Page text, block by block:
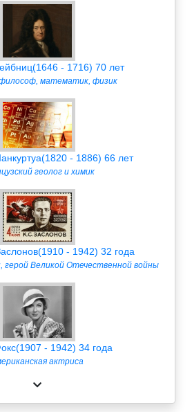
- 1716) 70 лет
математик, физик
- 1886) 66 лет
геолог и химик
- 1942) 32 года
герой Великой Отечественной войны
- 1942) 34 года
актриса